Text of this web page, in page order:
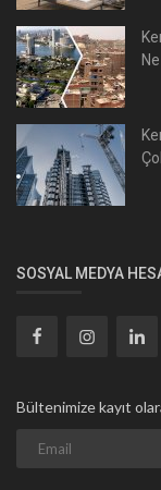
SOSYAL MEDYA
Bültenimize kayıt